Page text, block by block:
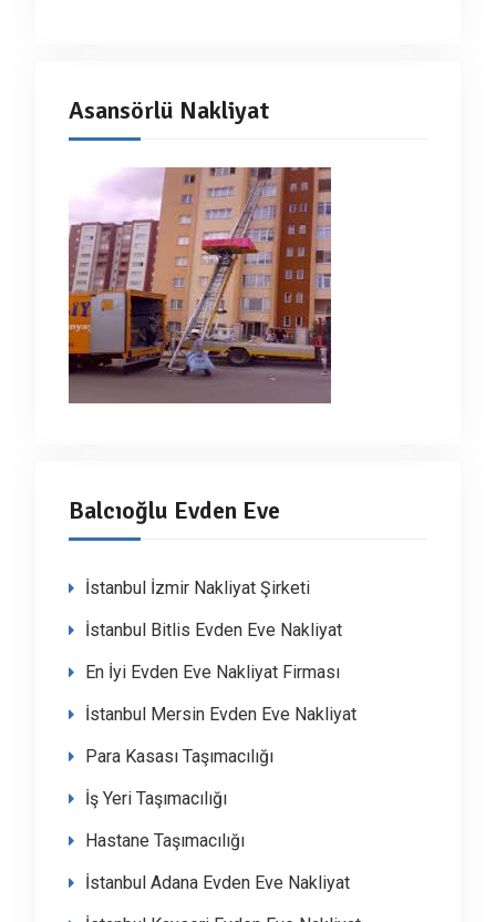
Asansörlü Nakliyat
Balcıoğlu Evden Eve
İstanbul İzmir Nakliyat Şirketi
İstanbul Bitlis Evden Eve Nakliyat
En İyi Evden Eve Nakliyat Firması
İstanbul Mersin Evden Eve Nakliyat
Para Kasası Taşımacılığı
İş Yeri Taşımacılığı
Hastane Taşımacılığı
İstanbul Adana Evden Eve Nakliyat